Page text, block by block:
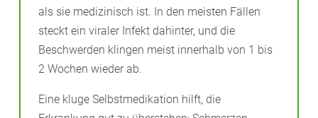
als sie medizinisch ist. In den meisten Fällen
steckt ein viraler Infekt dahinter, und die
Beschwerden klingen meist innerhalb von 1 bis
2 Wochen wieder ab.
Eine kluge Selbstmedikation hilft, die